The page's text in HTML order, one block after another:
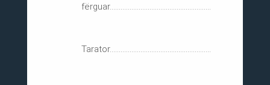
fërguar........................................................
Tarator........................................................